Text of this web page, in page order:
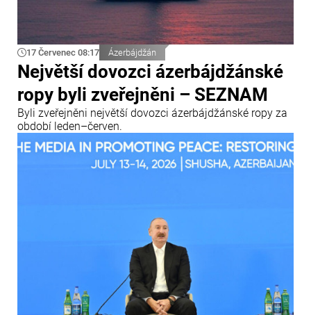
17 Červenec 08:17 Ázerbájdžán
Největší dovozci ázerbájdžánské
ropy byli zveřejněni – SEZNAM
Byli zveřejněni největší dovozci ázerbájdžánské ropy za
období leden–červen.